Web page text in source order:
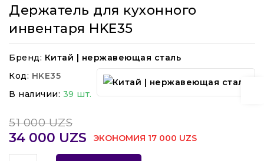
Держатель для кухонного
инвентаря HKE35
Бренд: Китай | нержавеющая сталь
Код: HKE35
В наличии: 39 шт.
51 000 UZS
34 000 UZS ЭКОНОМИЯ 17 000 UZS